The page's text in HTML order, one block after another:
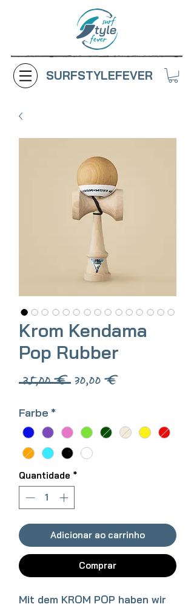
SURFSTYLEFEVER
Krom Kendama
Pop Rubber
35,00 € Preço
30,00 €Preço
Farbe *
Quantidade *
Adicionar ao carrinho
Comprar
Mit dem KROM POP haben wir